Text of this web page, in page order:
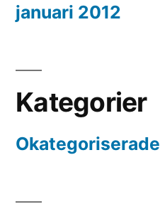
januari 2012
Kategorier
Okategoriserade